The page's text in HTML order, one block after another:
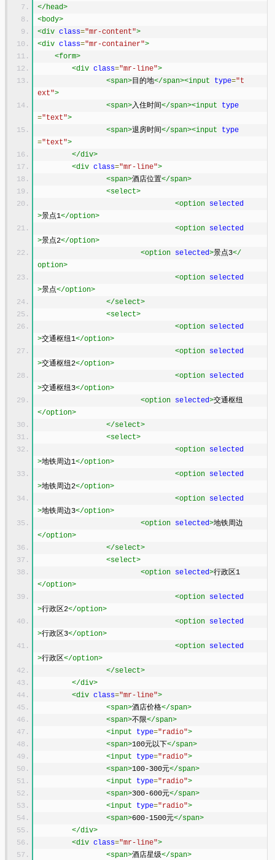
</head>
<body>
<div class="mr-content">
<div class="mr-container">
<form>
<div class="mr-line">
<span>目的地</span><input type="t
ext">
<span>入住时间</span><input
type
="text">
<span>退房时间</span><input
type
="text">
</div>
<div class="mr-line">
<span>酒店位置</span>
<select>
<option selected
>景点1</option>
<option selected
>景点2</option>
<option selected>景点3</
option>
<option selected
>景点</option>
</select>
<select>
<option selected
>交通枢纽1</option>
<option selected
>交通枢纽2</option>
<option selected
>交通枢纽3</option>
<option selected>交通枢纽
</option>
</select>
<select>
<option selected
>地铁周边1</option>
<option selected
>地铁周边2</option>
<option selected
>地铁周边3</option>
<option selected>地铁周边
</option>
</select>
<select>
<option selected>行政区1
</option>
<option selected
>行政区2</option>
<option selected
>行政区3</option>
<option selected
>行政区</option>
</select>
</div>
<div class="mr-line">
<span>酒店价格</span>
<span>不限</span>
<input
type="radio">
<span>100元以下</span>
<input
type="radio">
<span>100-300元</span>
<input
type="radio">
<span>300-600元</span>
<input
type="radio">
<span>600-1500元</span>
</div>
<div class="mr-line">
<span>酒店星级</span>